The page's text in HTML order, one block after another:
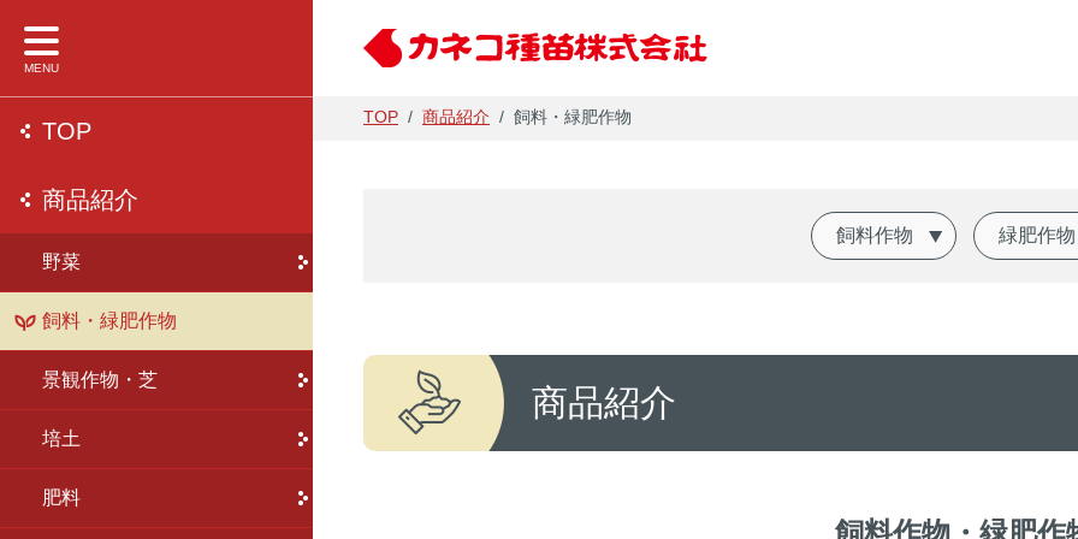
MENU
TOP
NEWS
商品紹介
会社案内
採用情報
品種登録状況
商品紹介
野菜
飼料・緑肥作物
景観作物・芝
培土
肥料
事業内容
養液栽培
農業資材
会社の業績
電子公告
TOP / 商品紹介 / 飼料・緑肥作物
飼料作物 緑肥作物
商品紹介
飼料作物・緑肥作